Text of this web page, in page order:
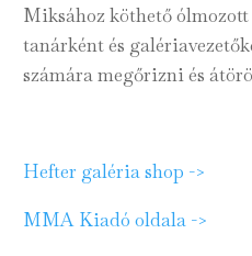
Miksához köthető
tanárként és
számára megőrizni és
Hefter galéria shop ->
MMA Kiadó oldala ->